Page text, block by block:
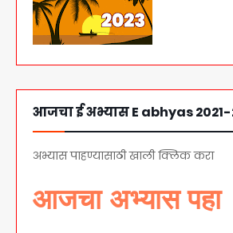
आजचा ई अभ्यास E abhyas 2021-
अभ्यास पाहण्यासाठी खाली क्लिक करा